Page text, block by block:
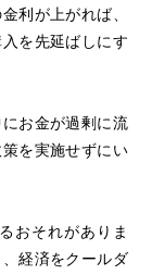
利が上がれば、
を先延ばしにす
お金が過剰に流
を実施せずにい
おそれがありま
経済をクールダ